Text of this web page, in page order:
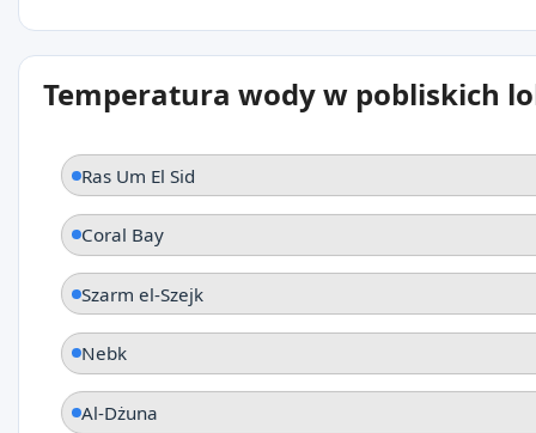
Temperatura wody w pobliskich
Ras Um El Sid
Coral Bay
Szarm el-Szejk
Nebk
Al-Dżuna